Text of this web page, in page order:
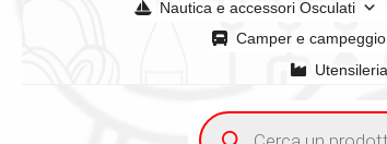
Nautica e accessori Osculati
Camper e
Acquisto iva 4% (agevolata)Chi
Ricerca
prodotti